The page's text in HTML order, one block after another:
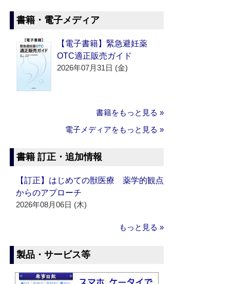
書籍・電子メディア
【電子書籍】緊急避妊薬
OTC適正販売ガイド
2026年07月31日 (金)
書籍をもっと見る »
電子メディアをもっと見る »
書籍 訂正・追加情報
【訂正】はじめての獣医療 薬学的観点
からのアプローチ
2026年08月06日 (木)
もっと見る »
製品・サービス等